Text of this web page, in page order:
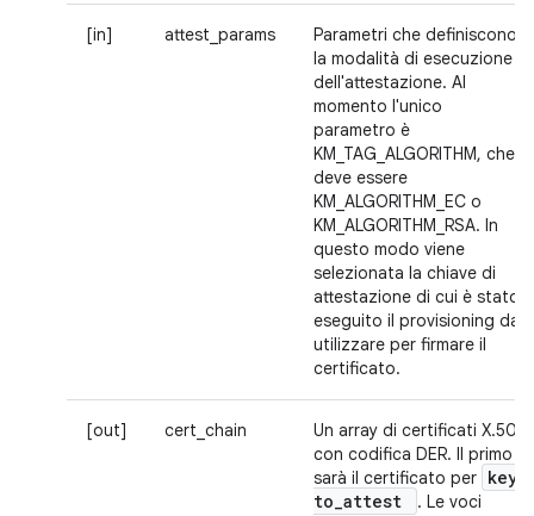
[in] attest_params
Parametri che definiscono
la modalità di esecuzione
dell'attestazione. Al
momento l'unico
parametro è
KM_TAG_ALGORITHM, che
deve essere
KM_ALGORITHM_EC o
KM_ALGORITHM_RSA. In
questo modo viene
selezionata la chiave di
attestazione di cui è stato
eseguito il provisioning da
utilizzare per firmare il
certificato.
[out] cert_chain
Un array di certificati X.509
con codifica DER. Il primo
sarà il certificato per key
to_attest
. Le voci